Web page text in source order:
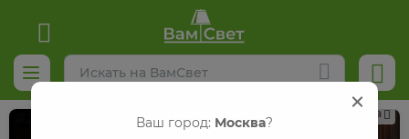
Реклама
Ваш город: Москва?